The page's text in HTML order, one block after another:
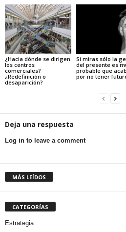
¿Hacia dónde se dirigen
los centros
comerciales?
¿Redefinición o
desaparición?
Si miras sólo la
del presente es
probable que
por no tener
Deja una respuesta
Log in to leave a comment
MÁS LEÍDOS
CATEGORÍAS
Estrategia